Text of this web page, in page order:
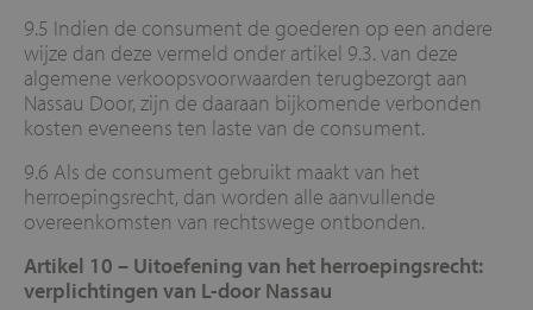
9.5 Indien de consument de goederen op een andere
wijze dan deze vermeld onder artikel 9.3. van deze
algemene verkoopsvoorwaarden terugbezorgt aan
Nassau Door, zijn de daaraan bijkomende verbonden
kosten eveneens ten laste van de consument.
9.6 Als de consument gebruikt maakt van het
herroepingsrecht, dan worden alle aanvullende
overeenkomsten van rechtswege ontbonden.
Artikel 10 – Uitoefening van het herroepingsrecht:
verplichtingen van L-door Nassau